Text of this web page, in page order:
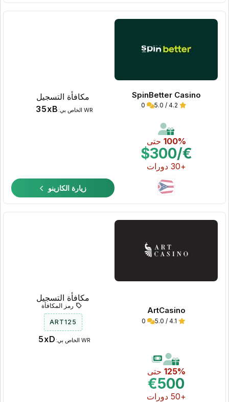
SpinBetter Casino
4.2 / 5.0
0
100%حتى
€/$300
+30 دورات
مكافأة التسجيل
WR الخاص بي: 35xB
زيارة الكازينو
ArtCasino
4.1 / 5.0
0
125%حتى
€500
+50 دورات
مكافأة التسجيل
رمز المكافأة
ART125
WR الخاص بي: 5xD